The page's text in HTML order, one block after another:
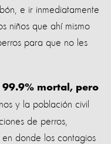
e ir inmediatamente
niños que ahí mismo
para que no les
99.9% mortal, pero
y la población civil
de perros,
donde los contagios